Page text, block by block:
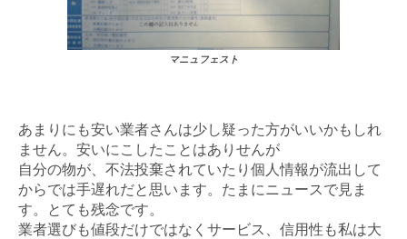
マニュフェスト
あまりにも安い業者さんは少し疑った方がいいかもしれ
ません。安いにこしたことはありせんが
自分の物が、不法投棄されていたり個人情報が流出して
からでは手遅れだと思います。たまにニュースで見ま
す。とても残念です。
業者選びも値段だけではなくサービス、信用性も私は大